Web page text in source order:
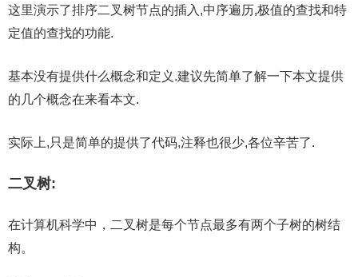
这里演示了排序二叉树节点的插入,中序遍历,极值的查找和特
定值的查找的功能.
基本没有提供什么概念和定义.建议先简单了解一下本文提供
的几个概念在来看本文.
实际上,只是简单的提供了代码,注释也很少,各位辛苦了.
二叉树:
在计算机科学中，二叉树是每个节点最多有两个子树的树结
构。